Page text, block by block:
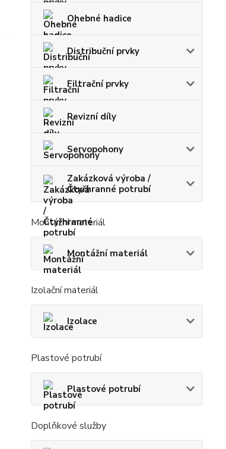
Ohebné hadice
Distribuční prvky
Filtrační prvky
Revizní díly
Servopohony
Zakázková výroba /
Čtyřhranné potrubí
Montážní materiál
Montážní materiál
Izolační materiál
Izolace
Plastové potrubí
Plastové potrubí
Doplňkové služby